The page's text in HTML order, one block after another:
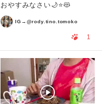
おやすみなさい🌙⭐😻
IG→@rody.tino.tomoko
1